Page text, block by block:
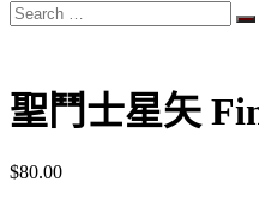
Search
…
聖鬥士星矢
$80.00